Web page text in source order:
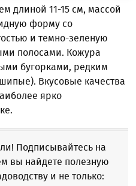
длиной 11-15 см, массой
форму со
и темно-зеленую
полосами. Кожура
бугорками, редким
Вкусовые качества
ярко
Подписывайтесь на
вы найдете полезную
и не только: